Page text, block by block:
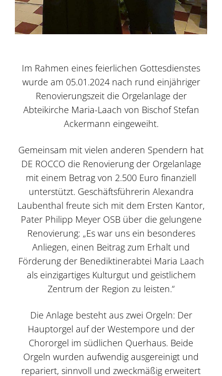
Im Rahmen eines feierlichen Gottesdienstes
wurde am 05.01.2024 nach rund einjähriger
Renovierungszeit die Orgelanlage der
Abteikirche Maria-Laach von Bischof Stefan
Ackermann eingeweiht.
Gemeinsam mit vielen anderen Spendern hat
DE ROCCO die Renovierung der Orgelanlage
mit einem Betrag von 2.500 Euro finanziell
unterstützt. Geschäftsführerin Alexandra
Laubenthal freute sich mit dem Ersten Kantor,
Pater Philipp Meyer OSB über die gelungene
Renovierung: „Es war uns ein besonderes
Anliegen, einen Beitrag zum Erhalt und
Förderung der Benediktinerabtei Maria Laach
als einzigartiges Kulturgut und geistlichem
Zentrum der Region zu leisten.“
Die Anlage besteht aus zwei Orgeln: Der
Hauptorgel auf der Westempore und der
Chororgel im südlichen Querhaus. Beide
Orgeln wurden aufwendig ausgereinigt und
repariert, sinnvoll und zweckmäßig erweitert